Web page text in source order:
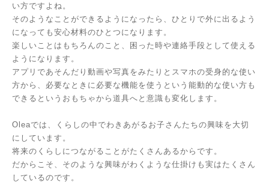
い方ですよね。
そのようなことができるようになったら、ひとりで外に出るよう
になっても安心材料のひとつになります。
楽しいことはもちろんのこと、困った時や連絡手段として使える
ようになります。
アプリであそんだり動画や写真をみたりとスマホの受身的な使い
方から、必要なときに必要な機能を使うという能動的な使い方も
できるというおもちゃから道具へと意識も変化します。
Oleaでは、くらしの中でわきあがるお子さんたちの興味を大切
にしています。
将来のくらしにつながることがたくさんあるからです。
だからこそ、そのような興味がわくような仕掛けも実はたくさん
しているのです。